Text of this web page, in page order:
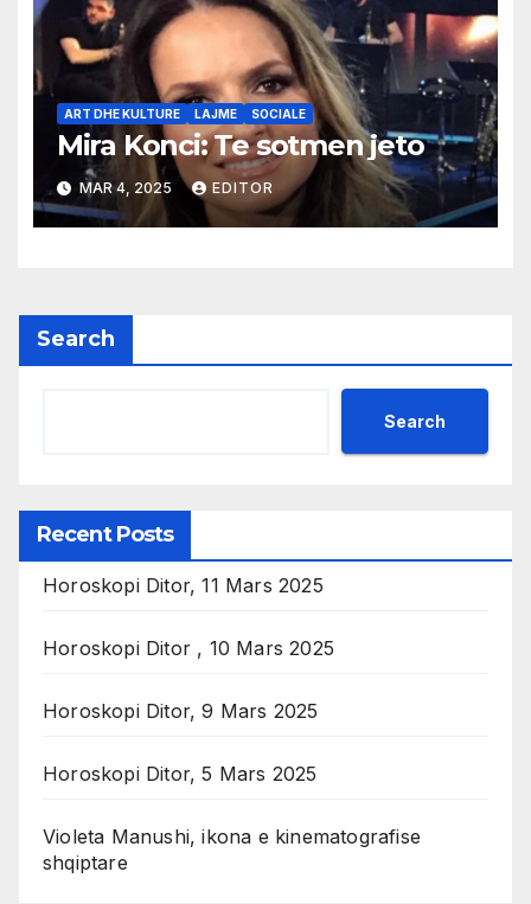
ART DHE KULTURE LAJME SOCIALE
Mira Konci: Te sotmen jeto
MAR 4, 2025 EDITOR
Search
Search
Recent Posts
Horoskopi Ditor, 11 Mars 2025
Horoskopi Ditor , 10 Mars 2025
Horoskopi Ditor, 9 Mars 2025
Horoskopi Ditor, 5 Mars 2025
Violeta Manushi, ikona e kinematografise
shqiptare